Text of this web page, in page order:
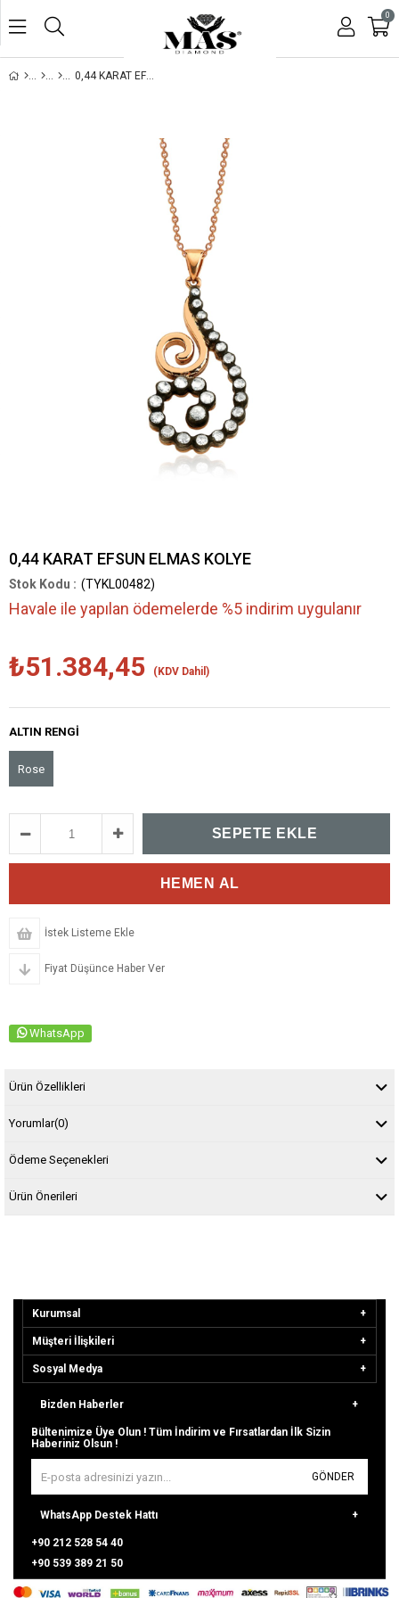
0
0,44 KARAT EFSUN ELMAS KOLYE
0,44 KARAT EFSUN ELMAS KOLYE
(TYKL00482)
Havale ile yapılan ödemelerde %5 indirim uygulanır
₺51.384,45 (KDV Dahil)
ALTIN RENGI
Rose
İstek Listeme Ekle
Fiyat Düşünce Haber Ver
WhatsApp
Ürün Özellikleri
Yorumlar(0)
Ödeme Seçenekleri
Ürün Önerileri
Kurumsal
Müşteri İlişkileri
Sosyal Medya
Bizden Haberler
Bültenimize Üye Olun ! Tüm İndirim ve Fırsatlardan İlk Sizin
Haberiniz Olsun !
GÖNDER
WhatsApp Destek Hattı
+90 212 528 54 40
+90 539 389 21 50